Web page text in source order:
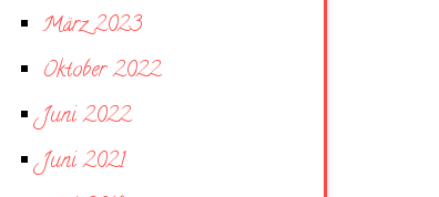
März 2023
Oktober 2022
Juni 2022
Juni 2021